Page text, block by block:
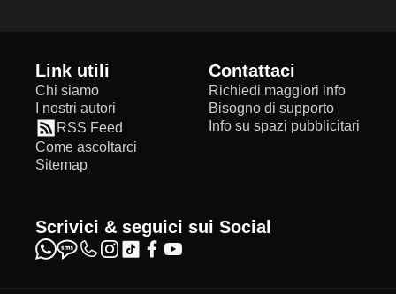
Link utili
Chi siamo
I nostri autori
RSS Feed
Come ascoltarci
Sitemap
Contattaci
Richiedi maggiori info
Bisogno di supporto
Info su spazi pubblicitari
Scrivici & seguici sui Social